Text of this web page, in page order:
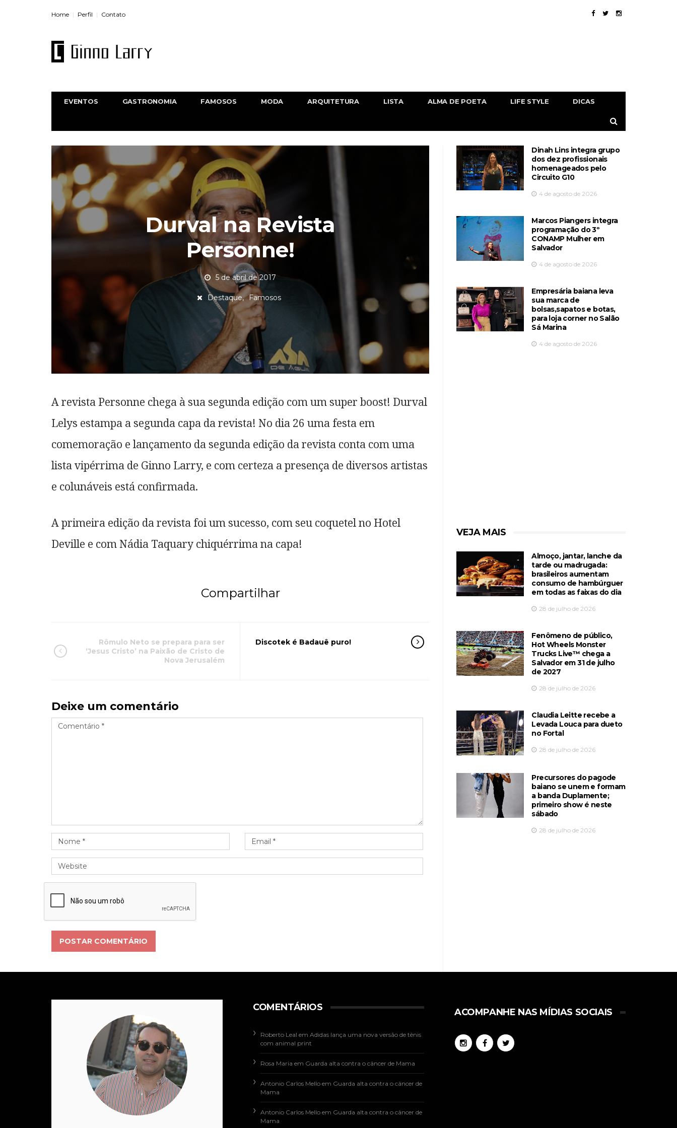
Home Perfil Contato
EVENTOS GASTRONOMIA FAMOSOS MODA ARQUITETURA LISTA ALMA DE POETA LIFE STYLE DICAS
Durval na Revista
Personne!
5 de abril de 2017
Destaque Famosos
A revista Personne chega à sua segunda edição com um super boost! Durval
Lelys estampa a segunda capa da revista! No dia 26 uma festa em
comemoração e lançamento da segunda edição da revista conta com uma
lista vipérrima de Ginno Larry, e com certeza a presença de diversos artistas
e colunáveis está confirmada.
A primeira edição da revista foi um sucesso, com seu coquetel no Hotel
Deville e com Nádia Taquary chiquérrima na capa!
Compartilhar
Rômulo Neto se prepara para ser
‘Jesus Cristo’ na Paixão de Cristo de
Nova Jerusalém
Discotek é Badauê puro!
Deixe um comentário
POSTAR COMENTÁRIO
Dinah Lins integra grupo
dos dez profissionais
homenageados pelo
Circuito G10
4 de agosto de 2026
Marcos Piangers integra
programação do 3º
CONAMP Mulher em
Salvador
4 de agosto de 2026
Empresária baiana leva
sua marca de
bolsas,sapatos e botas,
para loja corner no Salão
Sá Marina
4 de agosto de 2026
VEJA MAIS
Almoço, jantar, lanche da
tarde ou madrugada:
brasileiros aumentam
consumo de hambúrguer
em todas as faixas do dia
28 de julho de 2026
Fenômeno de público,
Hot Wheels Monster
Trucks Live™️ chega a
Salvador em 31 de julho
de 2027
28 de julho de 2026
Claudia Leitte recebe a
Levada Louca para dueto
no Fortal
28 de julho de 2026
Precursores do pagode
baiano se unem e formam
a banda Duplamente;
primeiro show é neste
sábado
28 de julho de 2026
COMENTÁRIOS
Roberto Leal em Adidas lança uma nova versão de tênis
com animal print
Rosa Maria em Guarda alta contra o câncer de Mama
Antonio Carlos Mello em Guarda alta contra o câncer de
Mama
Antonio Carlos Mello em Guarda alta contra o câncer de
Mama
ACOMPANHE NAS MÍDIAS SOCIAIS